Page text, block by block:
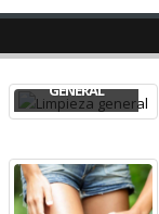
GENERAL